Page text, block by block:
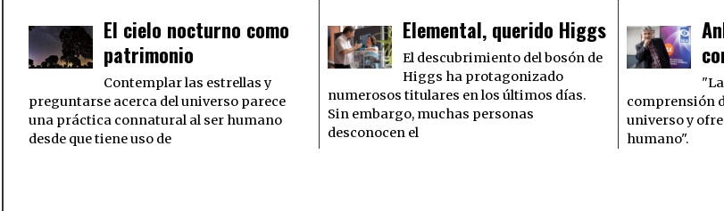
El cielo nocturno como
patrimonio
Contemplar las estrellas y
preguntarse acerca del universo parece
una práctica connatural al ser humano
desde que tiene uso de
Elemental, querido Higgs
El descubrimiento del bosón de
Higgs ha protagonizado
numerosos titulares en los últimos días.
Sin embargo, muchas personas
desconocen el
comprensión
universo y
humano".